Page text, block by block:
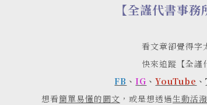
【全謹代書事
看文章卻覺得字
快來追蹤【全謹
FB 、IG 、YouTube 、
想看簡單易懂的圖文 ，或是想透過生動活